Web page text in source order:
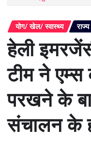
योग/ खेल/ स्वास्थ्य
हेली
टीम ने
परखने के
संचालन के